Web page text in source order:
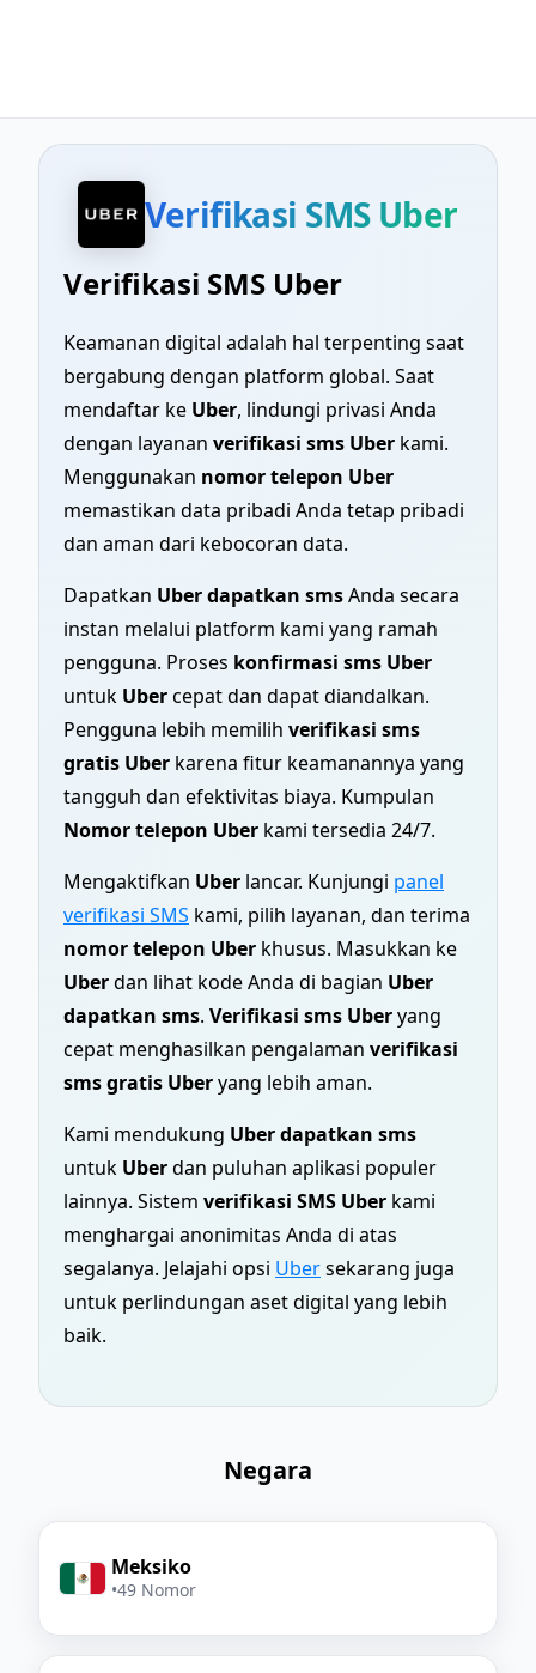
Verifikasi SMS Uber
Verifikasi SMS Uber
Keamanan digital adalah hal terpenting saat
bergabung dengan platform global. Saat
mendaftar ke Uber, lindungi privasi Anda
dengan layanan verifikasi sms Uber kami.
Menggunakan nomor telepon Uber
memastikan data pribadi Anda tetap pribadi
dan aman dari kebocoran data.
Dapatkan Uber dapatkan smsAnda secara
instan melalui platform kami yang ramah
pengguna. Proses konfirmasi sms Uber
untuk Ubercepat dan dapat diandalkan.
Pengguna lebih memilih verifikasi sms
gratis Uber karena fitur keamanannya yang
tangguh dan efektivitas biaya. Kumpulan
Nomor telepon Uber kami tersedia 24/7.
Mengaktifkan Uber lancar. Kunjungi panel
verifikasi SMS kami, pilih layanan, dan terima
nomor telepon Uber khusus. Masukkan ke
Uberdan lihat kode Anda di bagian Uber
dapatkan sms. Verifikasi sms Uberyang
cepat menghasilkan pengalaman verifikasi
sms gratis Uberyang lebih aman.
Kami mendukung Uber dapatkan sms
untuk Uberdan puluhan aplikasi populer
lainnya. Sistem verifikasi SMS Uber kami
menghargai anonimitas Anda di atas
segalanya. Jelajahi opsi Ubersekarang juga
untuk perlindungan aset digital yang lebih
baik.
Negara
Meksiko
•49 Nomor